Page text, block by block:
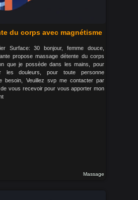
du corps avec magnétisme
Surface: 30 bonjour, femme douce,
propose massage détente du corps
que je possède dans les mains, pour
les douleurs, pour toute personne
besoin, Veuillez svp me contacter par
vous recevoir pour vous apporter mon
Massage